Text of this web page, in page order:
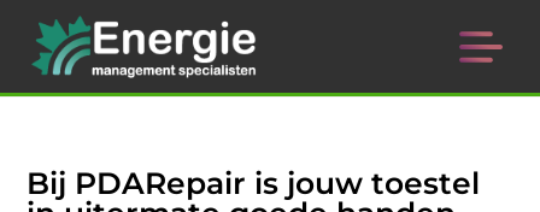
Bij PDARepair is jouw toestel